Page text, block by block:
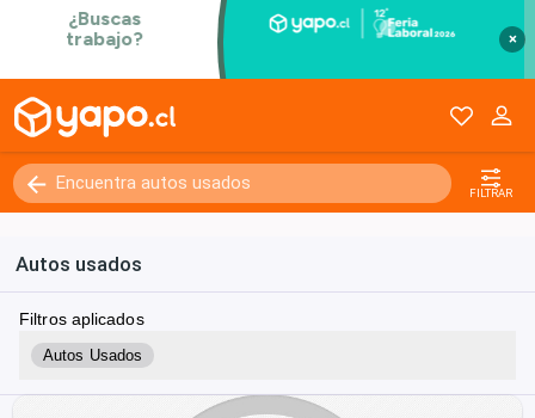
×
FILTRAR
Autos usados
Filtros aplicados
Autos Usados